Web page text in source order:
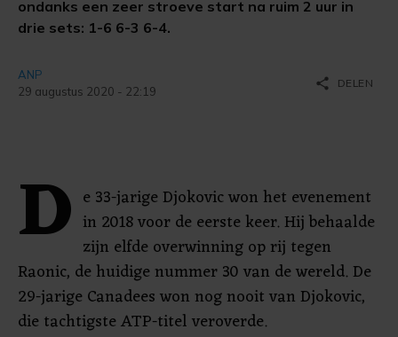
ondanks een zeer stroeve start na ruim 2 uur in
drie sets: 1-6 6-3 6-4.
ANP
29 augustus 2020 - 22:19
share DELEN
D e 33-jarige Djokovic won het evenement
in 2018 voor de eerste keer. Hij behaalde
zijn elfde overwinning op rij tegen
Raonic, de huidige nummer 30 van de wereld. De
29-jarige Canadees won nog nooit van Djokovic,
die tachtigste ATP-titel veroverde.